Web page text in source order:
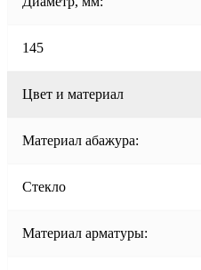
145
Цвет и материал
Материал абажура:
Стекло
Материал арматуры: